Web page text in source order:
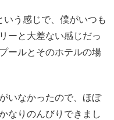
う感じで、僕がいつも
ーと大差ない感じだっ
ールとそのホテルの場
いなかったので、ほぼ
なりのんびりできまし